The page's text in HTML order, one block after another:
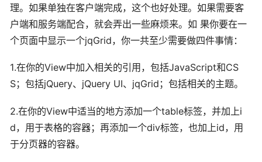
理。如果单独在客户端完成，这个也好处理。如果需要客
户端和服务端配合，就会弄出一些麻烦来。如 果你要在一
个页面中显示一个jqGrid，你一共至少需要做四件事情：
1.在你的View中加入相关的引用，包括JavaScript和CS
S；包括jQuery、jQuery UI、jqGrid；包括相关的主题。
2.在你的View中适当的地方添加一个table标签，并加上i
d，用于表格的容器；再添加一个div标签，也加上id，用
于分页器的容器。